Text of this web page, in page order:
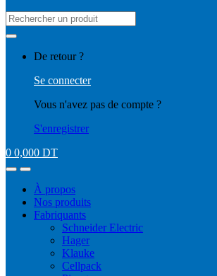
Search
for:
De retour ?
Se connecter
Vous n'avez pas de compte ?
S'enregistrer
0 0,000 DT
À propos
Nos produits
Fabriquants
Schneider Electric
Hager
Klauke
Cellpack